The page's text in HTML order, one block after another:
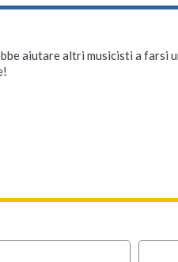
aiutare altri musicisti a farsi